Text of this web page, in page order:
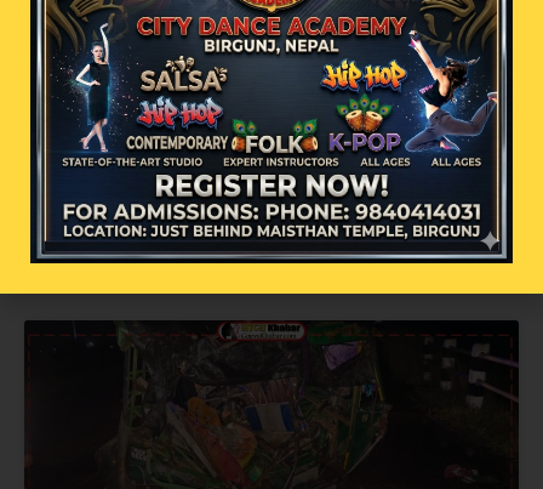
आठौँ दिनको आमरण अनशन: विनय यादवको
संघर्ष, योगदान र राज्यको मौनता